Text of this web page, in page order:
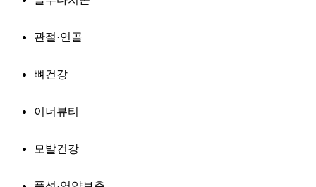
관절·연골
뼈건강
이너뷰티
모발건강